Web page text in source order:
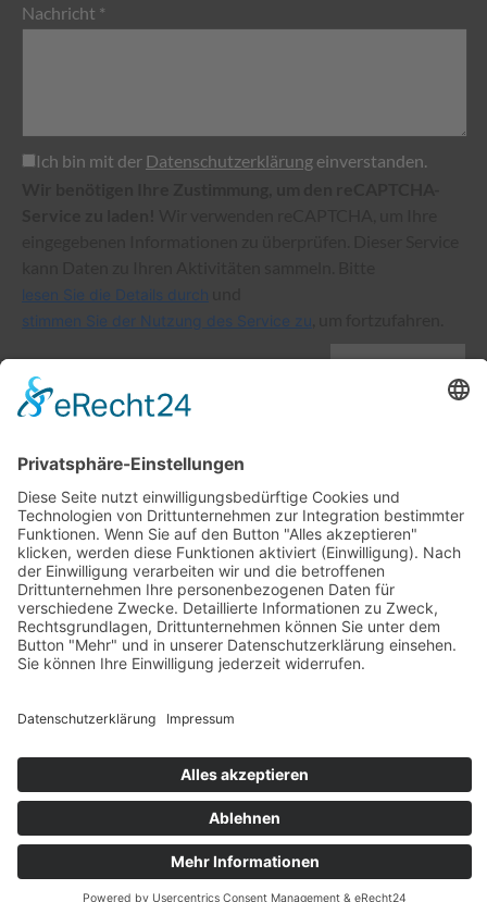
Nachricht *
Ich bin mit der Datenschutzerklärung einverstanden.
lesen Sie die Details durch
stimmen Sie der Nutzung des Service zu
Vorhaben im Rahmen der LEADER-Entwicklungsstrategie (LES)
mit dem Ziel der Förderung von Beschäftigung, Wachstum und
Gleichstellung der
Geschlechter einschließlich der Beteiligung von Frauen an der
Landwirtschaft,
sozialer Inklusion und der lokalen Entwicklung in ländlichen
Gebieten
Datenschutz
Mitglied werden
Login